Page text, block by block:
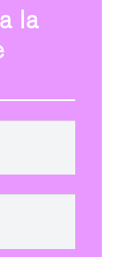
la